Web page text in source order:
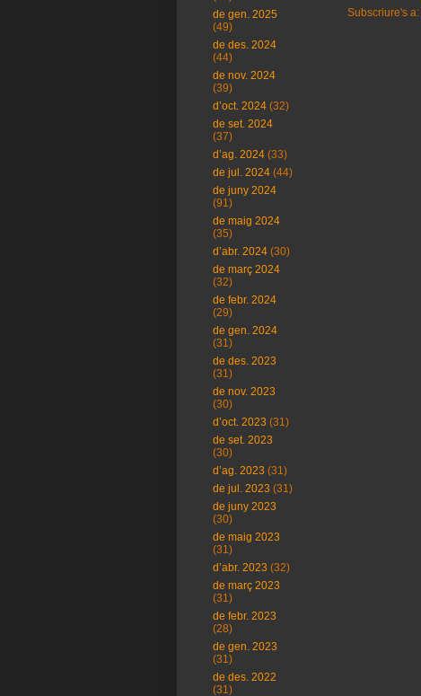
Subscriure's a:
de gen. 2025
(49)
de des. 2024
(44)
de nov. 2024
(39)
d’oct. 2024 (32)
de set. 2024
(37)
d’ag. 2024 (33)
de jul. 2024 (44)
de juny 2024
(91)
de maig 2024
(35)
d’abr. 2024 (30)
de març 2024
(32)
de febr. 2024
(29)
de gen. 2024
(31)
de des. 2023
(31)
de nov. 2023
(30)
d’oct. 2023 (31)
de set. 2023
(30)
d’ag. 2023 (31)
de jul. 2023 (31)
de juny 2023
(30)
de maig 2023
(31)
d’abr. 2023 (32)
de març 2023
(31)
de febr. 2023
(28)
de gen. 2023
(31)
de des. 2022
(31)